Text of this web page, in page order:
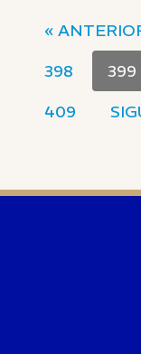
«
398
399
409